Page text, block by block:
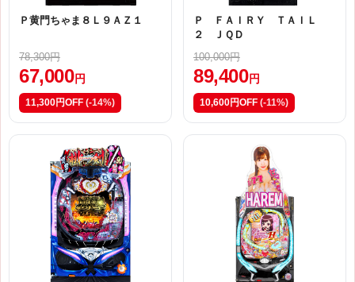
Ｐ黄門ちゃま８Ｌ９ＡＺ１
78,300円
67,000円
11,300円OFF (-14%)
Ｐ ＦＡＩＲＹ ＴＡＩＬ
２ ＪＱＤ
100,000円
89,400円
10,600円OFF (-11%)